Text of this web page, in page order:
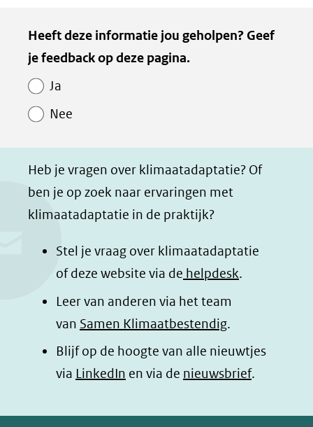
l
e
a
b
o
o
(opent
in
nieuw
venster)
naar
l
e
i
d
I
(opent
in
nieuw
venster)
naar
l
e
h
t
a
p
(opent
in
nieuw
venster)
naar
z
e
n
d
l
e
o
p
B
l
e
Kopie
van
Paginawaardering
Heeft deze informatie jou geholpen? Geef
je feedback op deze pagina.
Ja
Nee
Heb je vragen over klimaatadaptatie? Of
ben je op zoek naar ervaringen met
klimaatadaptatie in de praktijk?
Stel je vraag over klimaatadaptatie
of deze website via de helpdesk.
Leer van anderen via het team
van Samen Klimaatbestendig.
Blijf op de hoogte van alle nieuwtjes
via LinkedIn (opent
nieuw
en via de nieuwsbrief.